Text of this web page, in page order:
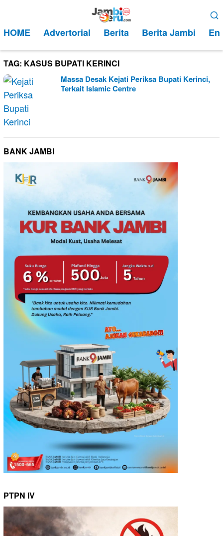
kontenMobile
HOME Advertorial Berita Berita Jambi
TAG: KASUS BUPATI KERINCI
Massa Desak Kejati Periksa Bupati Kerinci,
Terkait Islamic Centre
BANK JAMBI
PTPN IV